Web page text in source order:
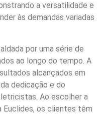
a versatilidade e
às demandas variadas
por uma série de
ao longo do tempo. A
alcançados em
dedicação e do
Ao escolher a
Euclides, os clientes têm